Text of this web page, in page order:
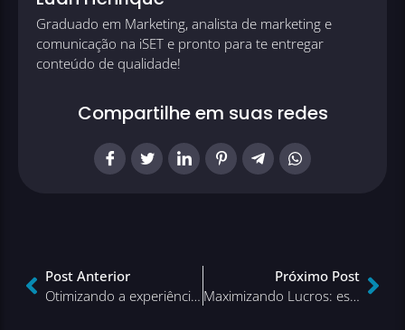
Graduado em Marketing, analista de marketing e
comunicação na iSET e pronto para te entregar
conteúdo de qualidade!
Compartilhe em suas redes
Post Anterior
Otimizando a experiência mobile em lojas online de produtos de beleza
Próximo Post
Maximizando Lucros: estratégias essenciais para o sucesso no Pós-Black Friday